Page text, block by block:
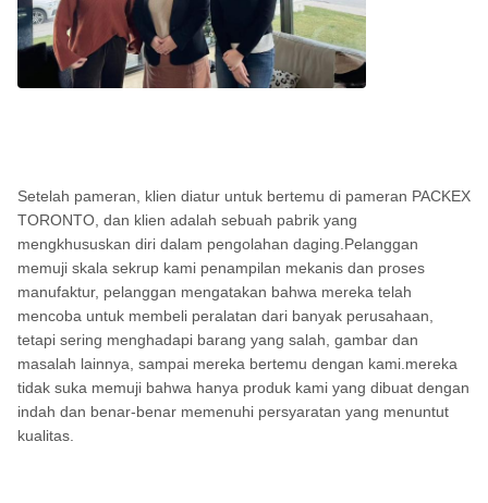
Setelah pameran, klien diatur untuk bertemu di pameran PACKEX
TORONTO, dan klien adalah sebuah pabrik yang
mengkhususkan diri dalam pengolahan daging.Pelanggan
memuji skala sekrup kami penampilan mekanis dan proses
manufaktur, pelanggan mengatakan bahwa mereka telah
mencoba untuk membeli peralatan dari banyak perusahaan,
tetapi sering menghadapi barang yang salah, gambar dan
masalah lainnya, sampai mereka bertemu dengan kami.mereka
tidak suka memuji bahwa hanya produk kami yang dibuat dengan
indah dan benar-benar memenuhi persyaratan yang menuntut
kualitas.